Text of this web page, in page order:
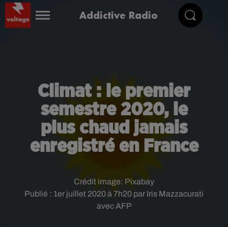
Addictive Radio
Climat : le premier
semestre 2020, le
plus chaud jamais
enregistré en France
Publié : 1er juillet 2020 à 7h20 par Iris Mazzacurati
avec AFP
Crédit image: Pixabay